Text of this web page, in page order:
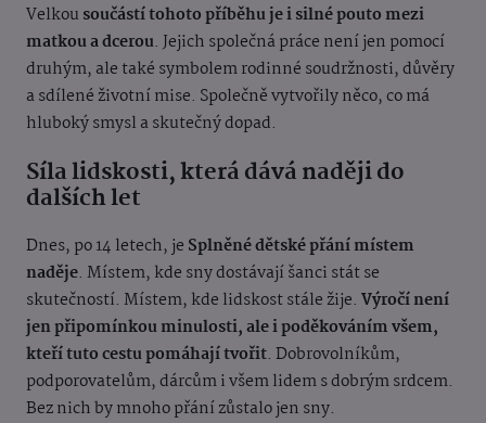
Velkou součástí tohoto příběhu je i silné pouto mezi
matkou a dcerou. Jejich společná práce není jen pomocí
druhým, ale také symbolem rodinné soudržnosti, důvěry
a sdílené životní mise. Společně vytvořily něco, co má
hluboký smysl a skutečný dopad.
Síla lidskosti, která dává naději do
dalších let
Dnes, po 14 letech, je Splněné dětské přání místem
naděje. Místem, kde sny dostávají šanci stát se
skutečností. Místem, kde lidskost stále žije. Výročí není
jen připomínkou minulosti, ale i poděkováním všem,
kteří tuto cestu pomáhají tvořit. Dobrovolníkům,
podporovatelům, dárcům i všem lidem s dobrým srdcem.
Bez nich by mnoho přání zůstalo jen sny.